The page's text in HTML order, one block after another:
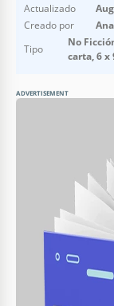
Actualizado
Creado por
Tipo
No
carta, 6 x
ADVERTISEMENT
Tamaño
5 x 8
Creado